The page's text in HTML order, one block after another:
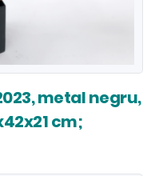
metal negru,
cm;